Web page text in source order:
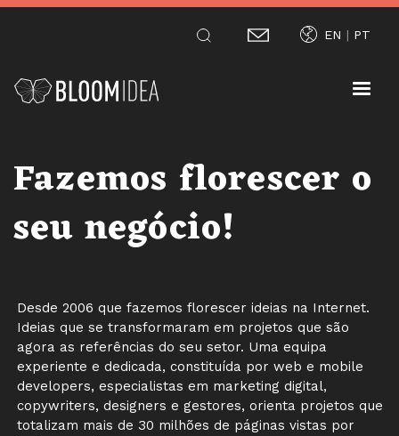
para
EN PT
Fazemos florescer o
seu negócio!
Desde 2006 que fazemos florescer ideias na Internet.
Ideias que se transformaram em projetos que são
agora as referências do seu setor. Uma equipa
experiente e dedicada, constituída por web e mobile
developers, especialistas em marketing digital,
copywriters, designers e gestores, orienta projetos que
totalizam mais de 30 milhões de páginas vistas por